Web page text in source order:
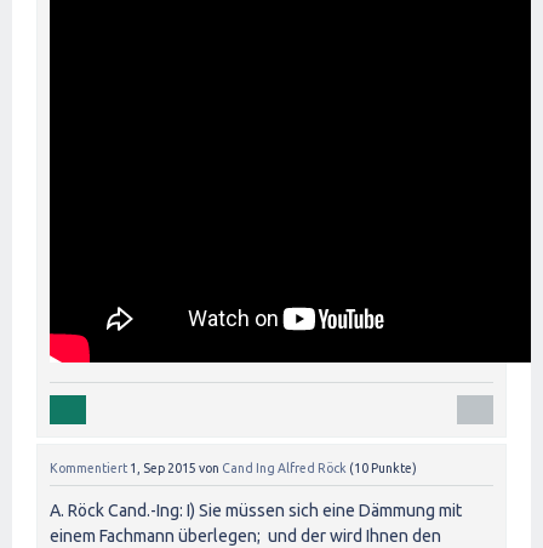
Kommentiert 1, Sep 2015 von Cand Ing Alfred Röck (10 Punkte)
A. Röck Cand.-Ing: I) Sie müssen sich eine Dämmung mit
einem Fachmann überlegen; und der wird Ihnen den